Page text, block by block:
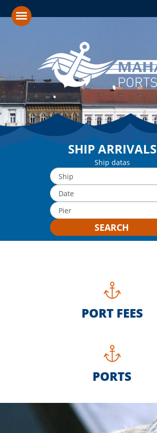
SHIP ARRIVALS
Ship datas
SEARCH
PORT FEES
PORTS